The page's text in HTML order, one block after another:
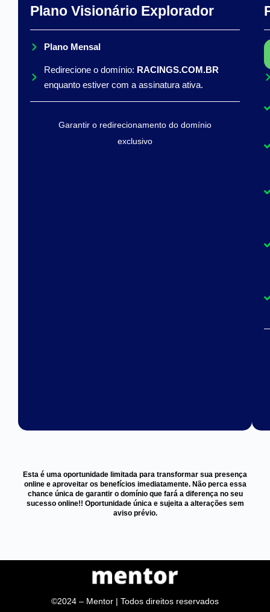
Plano Visionário Explorador
Plano Mensal
Redirecione o domínio: RACINGS.COM.BR
enquanto estiver com a assinatura ativa.
Garantir o redirecionamento do domínio
exclusivo
Esta é uma oportunidade limitada para transformar sua presença
online e aproveitar os benefícios imediatamente. Não perca essa
chance única de garantir o domínio que fará a diferença no seu
sucesso online!! Oportunidade única e sujeita a alterações sem
aviso prévio.
©2024 – Mentor | Todos direitos reservados